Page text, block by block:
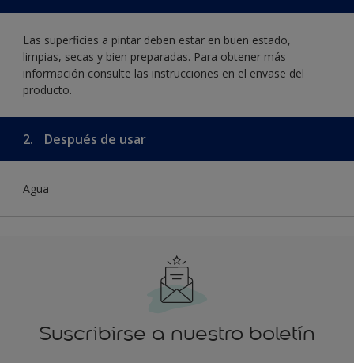
Las superficies a pintar deben estar en buen estado,
limpias, secas y bien preparadas. Para obtener más
información consulte las instrucciones en el envase del
producto.
2. Después de usar
Agua
Suscribirse a nuestro boletín